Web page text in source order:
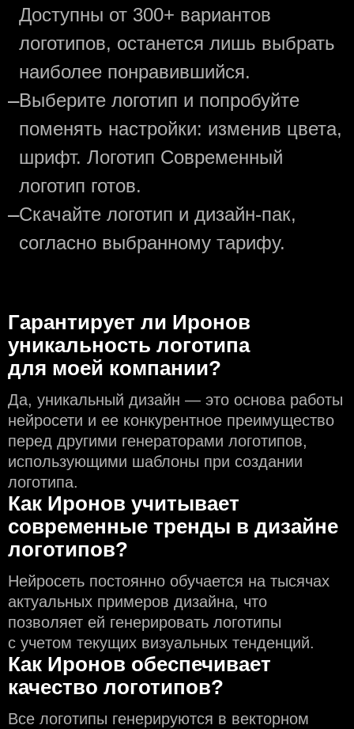
Доступны от 300+ вариантов
логотипов, останется лишь выбрать
наиболее понравившийся.
—Выберите логотип и попробуйте
поменять настройки: изменив цвета,
шрифт. Логотип Современный
логотип готов.
—Скачайте логотип и дизайн-пак,
согласно выбранному тарифу.
Гарантирует ли Иронов
уникальность логотипа
для моей компании?
Да, уникальный дизайн — это основа работы
нейросети и еe конкурентное преимущество
перед другими генераторами логотипов,
использующими шаблоны при создании
логотипа.
Как Иронов учитывает
современные тренды в дизайне
логотипов?
Нейросеть постоянно обучается на тысячах
актуальных примеров дизайна, что
позволяет ей генерировать логотипы
с учeтом текущих визуальных тенденций.
Как Иронов обеспечивает
качество логотипов?
Все логотипы генерируются в векторном